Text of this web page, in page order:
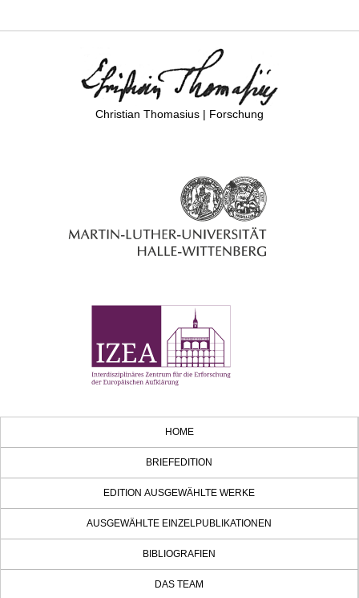
Christian Thomasius | Forschung
HOME
BRIEFEDITION
EDITION AUSGEWÄHLTE WERKE
AUSGEWÄHLTE EINZELPUBLIKATIONEN
BIBLIOGRAFIEN
DAS TEAM